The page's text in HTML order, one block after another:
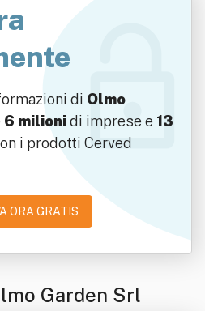
di Olmo
6 milionidi imprese e 13
i prodotti Cerved
ORA GRATIS
Garden Srl